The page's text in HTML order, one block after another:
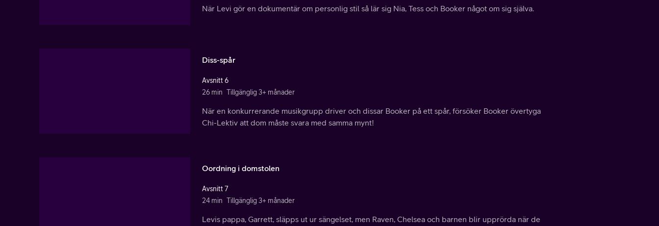
När Levi gör en dokumentär om personlig stil så lär sig Nia, Tess och Booker något om sig själva.
Diss-spår
Avsnitt 6
26 min Tillgänglig 3+ månader
När en konkurrerande musikgrupp driver och dissar Booker på ett spår, försöker Booker övertyga
Chi-Lektiv att dom måste svara med samma mynt!
Oordning i domstolen
Avsnitt 7
24 min Tillgänglig 3+ månader
Levis pappa, Garrett, släpps ut ur sängelset, men Raven, Chelsea och barnen blir upprörda när de